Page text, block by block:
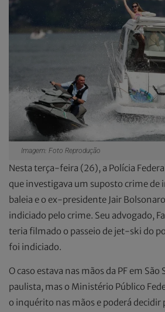
Imagem: Foto Reprodução
Nesta terça-feira (26), a Polícia
que investigava um suposto crime de
baleia e o ex-presidente Jair
indiciado pelo crime. Seu advogado,
teria filmado o passeio de jet-ski do
foi indiciado.
O caso estava nas mãos da PF em São
paulista, mas o Ministério Público
o inquérito nas mãos e poderá decidir